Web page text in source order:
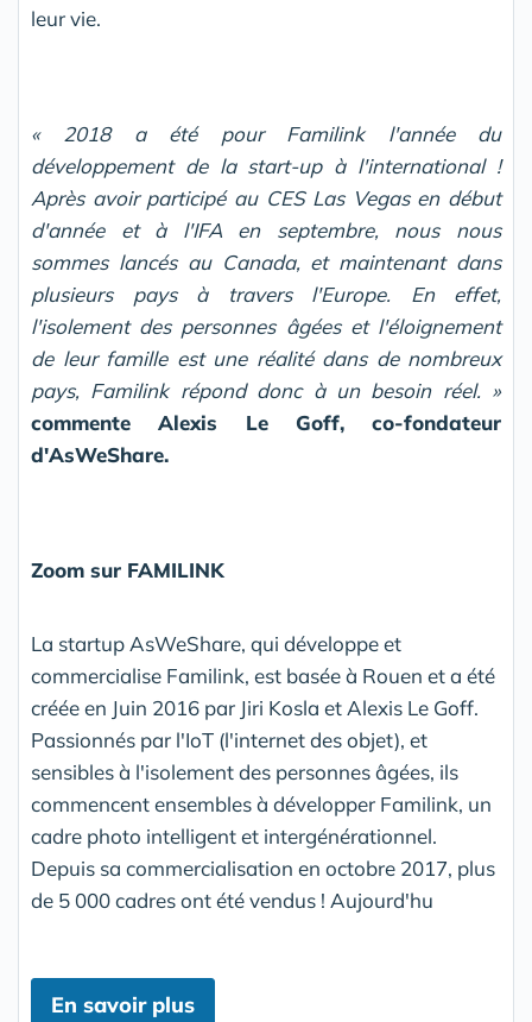
leur vie.
«
2018 a été pour Familink l'année du
développement de la start-up à l'international !
Après avoir participé au CES Las Vegas en début
d'année et à l'IFA en septembre, nous nous
sommes lancés au Canada, et maintenant dans
plusieurs pays à travers l'Europe. En effet,
l'isolement des personnes âgées et l'éloignement
de leur famille est une réalité dans de nombreux
pays, Familink répond donc à un besoin réel. »
commente Alexis Le Goff, co-fondateur
d'AsWeShare.
Zoom sur FAMILINK
La startup AsWeShare, qui développe et
commercialise Familink, est basée à Rouen et a été
créée en Juin 2016 par Jiri Kosla et Alexis Le Goff.
Passionnés par l'IoT (l'internet des objet), et
sensibles à l'isolement des personnes âgées, ils
commencent ensembles à développer Familink, un
cadre photo intelligent et intergénérationnel.
Depuis sa commercialisation en octobre 2017, plus
de 5 000 cadres ont été vendus ! Aujourd'hu
En savoir plus